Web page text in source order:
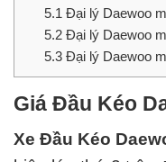
5.1 Đại lý Daewoo
5.2Đại lý Daewoo
5.3Đại lý Daewoo
Giá Đầu Kéo
Xe Đầu Kéo